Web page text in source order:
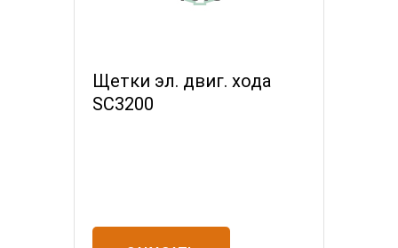
Щетки эл. двиг. хода
SC3200